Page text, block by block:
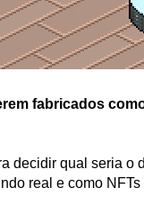
fabricados
decidir qual seria o
real e como NFTs